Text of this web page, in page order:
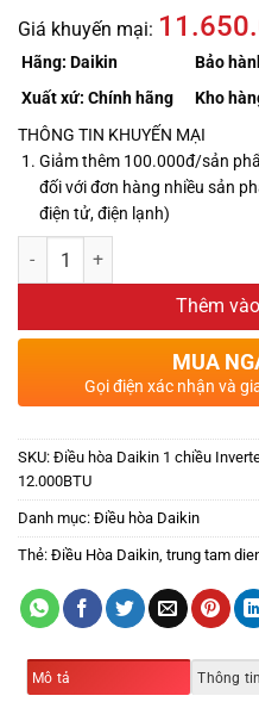
Giá khuyến mại:
Hãng: Daikin
Xuất xứ: Chính hãng
Bảo
Kho
THÔNG TIN KHUYẾN MẠI
Giảm thêm 100.000đ/sản
đối với đơn hàng nhiều sản
điện tử, điện lạnh)
Thêm
MUA
Gọi điện xác nhận và
SKU: Điều hòa Daikin 1 chiều
12.000BTU
Danh mục: Điều hòa Daikin
Thẻ: Điều Hòa Daikin trung tam
Mô tả Thông